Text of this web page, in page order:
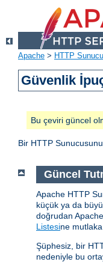
Apache > HTTP
Güvenlik
Bu çeviri güncel
Bir HTTP
Güncel
Apache HTTP
küçük ya da
doğrudan
Listesine mutlaka
Şüphesiz, bir
nedeniyle bu